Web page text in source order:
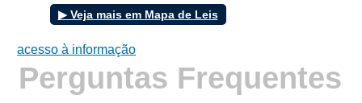
Fotos
Notícias
Secretarias
Servidor
Transparência
Turistas
▶ Veja mais em Mapa de Leis
acesso à informação
Perguntas Frequentes